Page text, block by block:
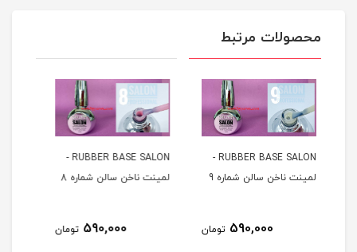
محصولات مرتبط
لمینت ناخن سالن شماره 8
590,000
لمینت ناخن سالن شماره 6
590,000